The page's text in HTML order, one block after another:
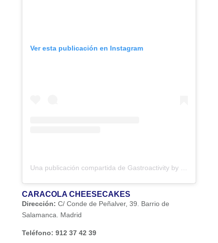
Ver esta publicación en Instagram
CARACOLA CHEESECAKES
Dirección: C/ Conde de Peñalver, 39. Barrio de
Salamanca. Madrid
Teléfono: 912 37 42 39